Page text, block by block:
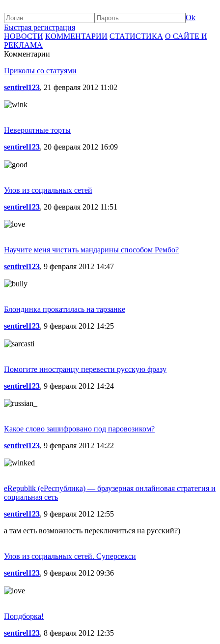
Ok
Быстрая регистрация
НОВОСТИ КОММЕНТАРИИ СТАТИСТИКА О САЙТЕ И
РЕКЛАМА
Комментарии
Приколы со статуями
sentirel123, 21 февраля 2012 11:02
Невероятные торты
sentirel123, 20 февраля 2012 16:09
Улов из социальных сетей
sentirel123, 20 февраля 2012 11:51
Научите меня чистить мандарины способом Рембо?
sentirel123, 9 февраля 2012 14:47
Блондинка прокатилась на тарзанке
sentirel123, 9 февраля 2012 14:25
Помогите иностранцу перевести русскую фразу
sentirel123, 9 февраля 2012 14:24
Какое слово зашифровано под паровозиком?
sentirel123, 9 февраля 2012 14:22
eRepublik (еРеспублика) — браузерная онлайновая стратегия и
социальная сеть
sentirel123, 9 февраля 2012 12:55
а там есть возможность переключиться на русский?)
Улов из социальных сетей. Суперсекси
sentirel123, 9 февраля 2012 09:36
Попдборка!
sentirel123, 8 февраля 2012 12:35